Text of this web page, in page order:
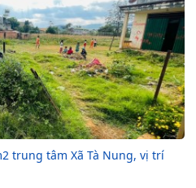
trung tâm Xã Tà Nung, vị trí